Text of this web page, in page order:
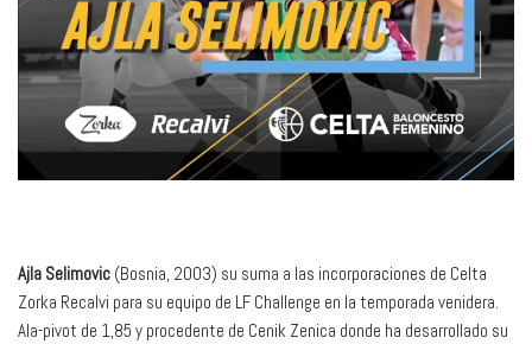
Ajla Selimovic (Bosnia, 2003) su suma a las incorporaciones de Celta
Zorka Recalvi para su equipo de LF Challenge en la temporada venidera.
Ala-pivot de 1,85 y procedente de Cenik Zenica donde ha desarrollado su